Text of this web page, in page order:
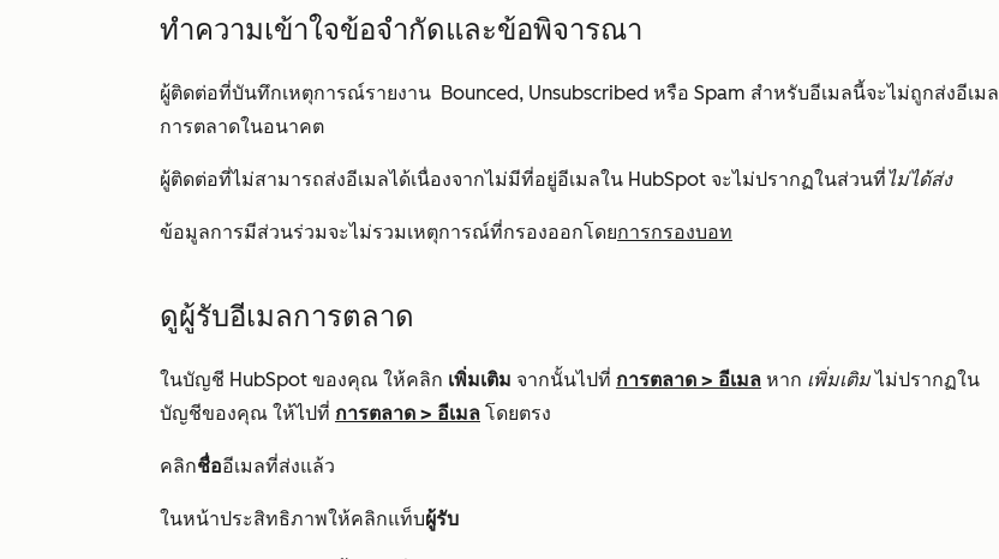
ทำความเข้าใจข้อจำกัดและข้อพิจารณา
ผู้ติดต่อที่บันทึกเหตุการณ์รายงาน Bounced, Unsubscribed หรือ Spam สำหรับอีเมลนี้จะไม่ถูกส่งอีเมล
การตลาดในอนาคต
ผู้ติดต่อที่ไม่สามารถส่งอีเมลได้เนื่องจากไม่มีที่อยู่อีเมลใน HubSpot จะไม่ปรากฏในส่วนที่ไม่ได้ส่ง
ข้อมูลการมีส่วนร่วมจะไม่รวมเหตุการณ์ที่กรองออกโดยการกรองบอท
ดูผู้รับอีเมลการตลาด
ในบัญชี HubSpot ของคุณ ให้คลิก เพิ่มเติม จากนั้นไปที่ การตลาด > อีเมล หาก เพิ่มเติมไม่ปรากฏใน
บัญชีของคุณ ให้ไปที่ การตลาด > อีเมล โดยตรง
คลิกชื่ออีเมลที่ส่งแล้ว
ในหน้าประสิทธิภาพให้คลิกแท็บผู้รับ